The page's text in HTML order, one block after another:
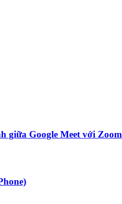
giữa Google Meet với Zoom